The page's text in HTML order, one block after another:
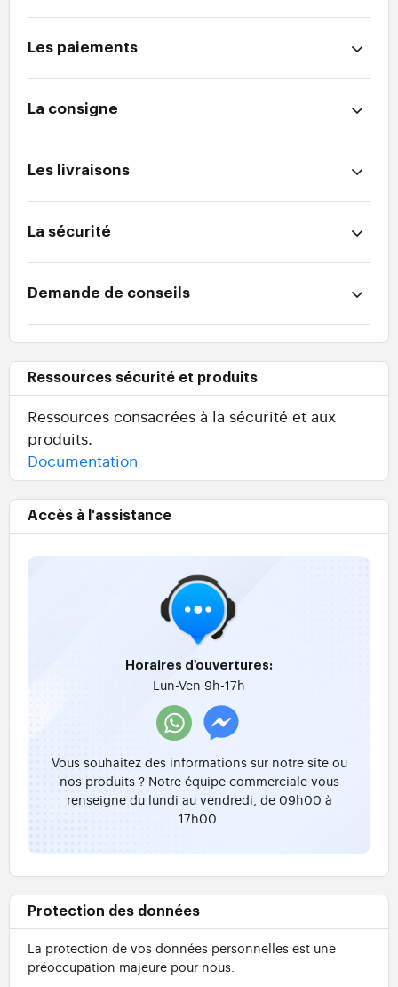
Les paiements
La consigne
Les livraisons
La sécurité
Demande de conseils
Ressources sécurité et produits
Ressources consacrées à la sécurité et aux
produits.
Documentation
Accès à l'assistance
Horaires d'ouvertures:
Lun-Ven 9h-17h
Vous souhaitez des informations sur notre site ou
nos produits ? Notre équipe commerciale vous
renseigne du lundi au vendredi, de 09h00 à
17h00.
Protection des données
La protection de vos données personnelles est une
préoccupation majeure pour nous.